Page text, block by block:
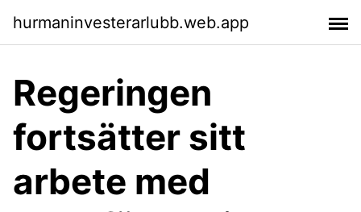
hurmaninvesterarlubb.web.app
Regeringen
fortsätter sitt
arbete med